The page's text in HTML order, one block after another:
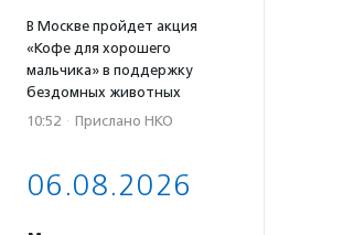
В Москве пройдет акция
«Кофе для хорошего
мальчика» в поддержку
бездомных животных
10:52 · Прислано НКО
06.08.2026